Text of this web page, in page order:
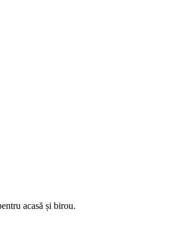
acasă și birou.